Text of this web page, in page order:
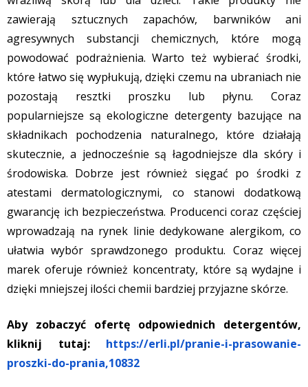
zawierają sztucznych zapachów, barwników ani
agresywnych substancji chemicznych, które mogą
powodować podrażnienia. Warto też wybierać środki,
które łatwo się wypłukują, dzięki czemu na ubraniach nie
pozostają resztki proszku lub płynu. Coraz
popularniejsze są ekologiczne detergenty bazujące na
składnikach pochodzenia naturalnego, które działają
skutecznie, a jednocześnie są łagodniejsze dla skóry i
środowiska. Dobrze jest również sięgać po środki z
atestami dermatologicznymi, co stanowi dodatkową
gwarancję ich bezpieczeństwa. Producenci coraz częściej
wprowadzają na rynek linie dedykowane alergikom, co
ułatwia wybór sprawdzonego produktu. Coraz więcej
marek oferuje również koncentraty, które są wydajne i
dzięki mniejszej ilości chemii bardziej przyjazne skórze.
Aby zobaczyć ofertę odpowiednich detergentów,
kliknij tutaj: https://erli.pl/pranie-i-prasowanie-
proszki-do-prania,10832